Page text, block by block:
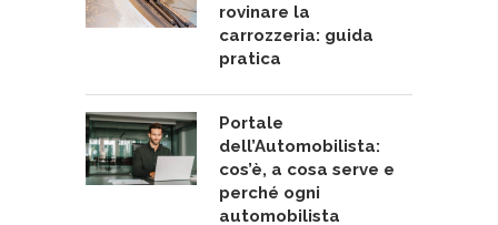
rovinare la
carrozzeria: guida
pratica
Portale
dell’Automobilista:
cos’è, a cosa serve e
perché ogni
automobilista